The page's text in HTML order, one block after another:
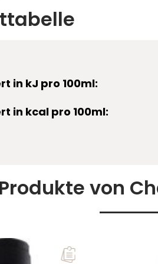
und der Saft kommen in die
wo der Wein dann
in kJ pro 100ml:
in kcal pro 100ml:
von